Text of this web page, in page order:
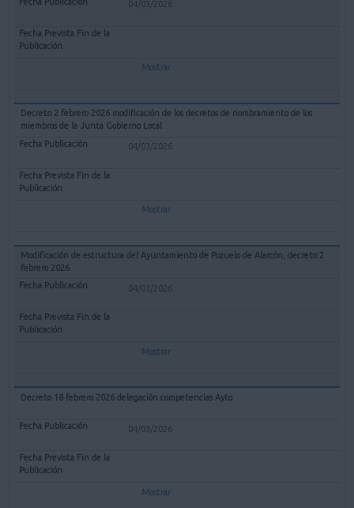
04/03/2026
Mostrar
Decreto 2 febrero 2026 modificación de los decretos de nombramiento de los
miembros de la Junta Gobierno Local
04/03/2026
Mostrar
Modificación de estructura del Ayuntamiento de Pozuelo de Alarcón, decreto 2
febrero 2026
04/03/2026
Mostrar
Decreto 18 febrero 2026 delegación competencias Ayto
04/03/2026
Mostrar